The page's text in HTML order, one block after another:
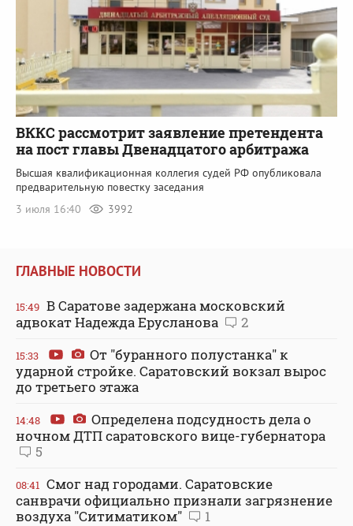
ВККС рассмотрит заявление претендента
на пост главы Двенадцатого арбитража
Высшая квалификационная коллегия судей РФ опубликовала
предварительную повестку заседания
3 июля 16:40
3992
ГЛАВНЫЕ НОВОСТИ
15:49 В Саратове задержана московский
адвокат Надежда Ерусланова
2
15:33
От "буранного полустанка" к
ударной стройке. Саратовский вокзал вырос
до третьего этажа
14:48
Определена подсудность дела о
ночном ДТП саратовского вице-губернатора
5
08:41 Смог над городами. Саратовские
санврачи официально признали загрязнение
воздуха "Ситиматиком"
1